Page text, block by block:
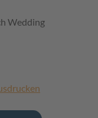
Wedding